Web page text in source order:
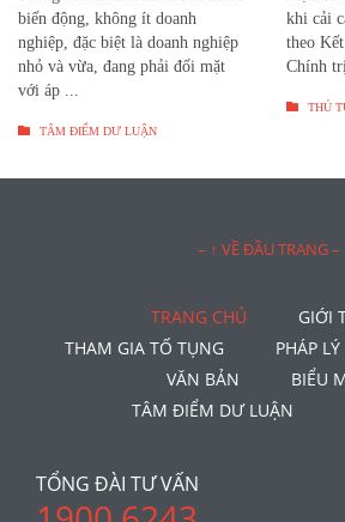
biến động, không ít doanh
nghiệp, đặc biệt là doanh nghiệp
nhỏ và vừa, đang phải đối mặt
với áp ...
 TÂM ĐIỂM DƯ LUẬN
khi cải
theo
Chính
 THỦ
– ↑ VỀ ĐẦU TRANG –
TRANG CHỦ
GIỚI
THAM GIA TỐ TỤNG
PHÁP
VĂN BẢN
BIỂU
TÂM ĐIỂM DƯ LUẬN
TỔNG ĐÀI TƯ VẤN